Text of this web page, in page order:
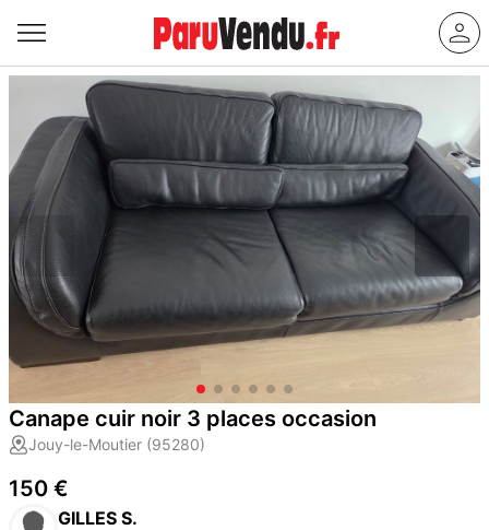
Canape cuir noir 3 places occasion
Jouy-le-Moutier (95280)
150 €
GILLES S.